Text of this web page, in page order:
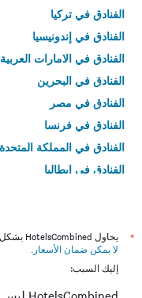
الفنادق في تركيا
الفنادق في إندونيسيا
الفنادق في الامارات
الفنادق في البحرين
الفنادق في مصر
الفنادق في فرنسا
الفنادق في المملكة المتحدة
الفنادق في إيطاليا
*
يحاول HotelsCombined بشكل دائم الحصول على الأسعار الدقيقة، ولكن
لا يمكن ضمان الأسعار .
إليك السبب: